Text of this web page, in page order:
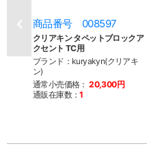
商品番号 008597
クリアキン タペットブロックア
クセント TC用
ブランド：kuryakyn(クリアキ
ン)
通常小売価格： 20,300円
通販在庫数：1